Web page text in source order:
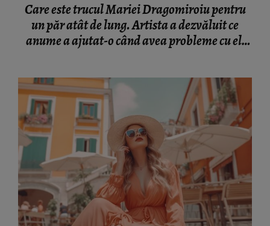
Care este trucul Mariei Dragomiroiu pentru
un păr atât de lung. Artista a dezvăluit ce
anume a ajutat-o când avea probleme cu el: